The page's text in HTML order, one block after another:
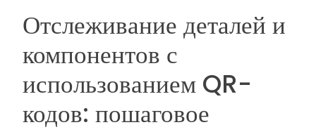
Отслеживание деталей и
компонентов с
использованием QR-
кодов: пошаговое